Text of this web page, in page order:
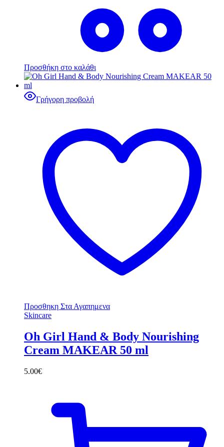
Προσθήκη στο καλάθι
Γρήγορη προβολή
Προσθηκη Στα Αγαπημενα
Skincare
Oh Girl Hand & Body Nourishing
Cream MAKEAR 50 ml
5.00€